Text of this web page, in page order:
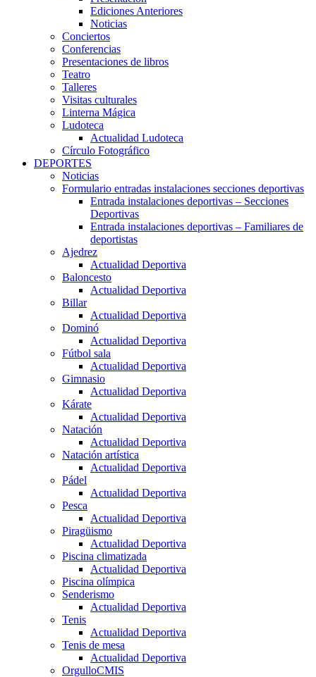
Ediciones Anteriores
Noticias
Conciertos
Conferencias
Presentaciones de libros
Teatro
Talleres
Visitas culturales
Linterna Mágica
Ludoteca
Actualidad Ludoteca
Círculo Fotográfico
DEPORTES
Noticias
Formulario entradas instalaciones secciones deportivas
Entrada instalaciones deportivas – Secciones
Deportivas
Entrada instalaciones deportivas – Familiares de
deportistas
Ajedrez
Actualidad Deportiva
Baloncesto
Actualidad Deportiva
Billar
Actualidad Deportiva
Dominó
Actualidad Deportiva
Fútbol sala
Actualidad Deportiva
Gimnasio
Actualidad Deportiva
Kárate
Actualidad Deportiva
Natación
Actualidad Deportiva
Natación artística
Actualidad Deportiva
Pádel
Actualidad Deportiva
Pesca
Actualidad Deportiva
Piragüismo
Actualidad Deportiva
Piscina climatizada
Actualidad Deportiva
Piscina olímpica
Senderismo
Actualidad Deportiva
Tenis
Actualidad Deportiva
Tenis de mesa
Actualidad Deportiva
OrgulloCMIS